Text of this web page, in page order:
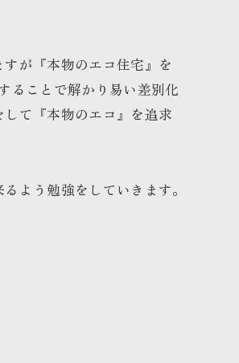
が『本物のエコ住宅』を
ることで解かり易い差別化
て『本物のエコ』を追求
よう勉強をしていきます。